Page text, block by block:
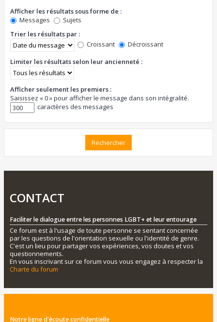
Afficher les résultats sous forme de :
Messages
Sujets
Trier les résultats par :
Croissant
Décroissant
Limiter les résultats selon leur ancienneté :
Afficher seulement les premiers :
Saisissez « 0 » pour afficher le message dans son intégralité.
caractères des messages
CONTACT
Faciliter le dialogue entre les personnes LGBT+ et leur entourage
Ce forum est à l'usage de toute personne se sentant concernée
par les questions de l'orientation sexuelle ou l'identité de genre.
C'est un lieu pour partager vos expériences, vos doutes et vos
questionnements.
En vous inscrivant sur ce forum vous vous engagez à respecter la
Charte du forum
Notre ligne d'écoute confidentielle